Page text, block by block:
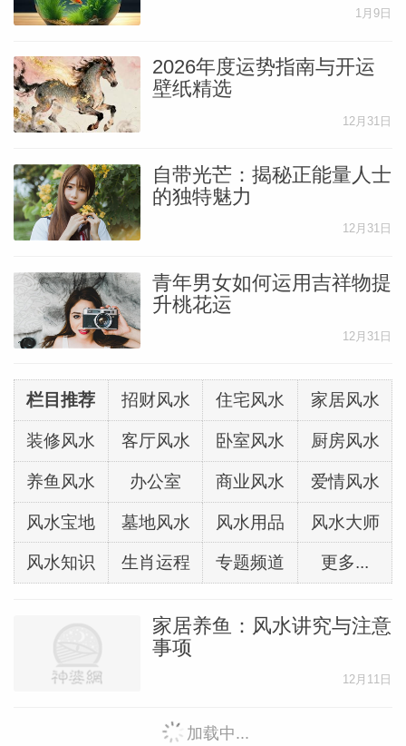
1月9日
2026年度运势指南与开运
壁纸精选
12月31日
自带光芒：揭秘正能量人士
的独特魅力
12月31日
青年男女如何运用吉祥物提
升桃花运
12月31日
栏目推荐 招财风水 住宅风水 家居风水
装修风水 客厅风水 卧室风水 厨房风水
养鱼风水 办公室 商业风水 爱情风水
风水宝地 墓地风水 风水用品 风水大师
风水知识 生肖运程 专题频道 更多...
家居养鱼：风水讲究与注意
事项
12月11日
加载中...